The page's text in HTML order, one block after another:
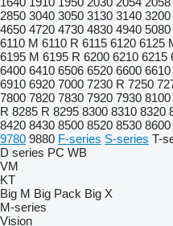
2850 3040 3050 3130 3140 3200
4650 4720 4730 4830 4940 5080
6110 M 6110 R 6115 6120 6125
6195 M 6195 R 6200 6210 6215
6400 6410 6506 6520 6600 6610
6910 6920 7000 7230 R 7250
7800 7820 7830 7920 7930 8100
R 8285 R 8295 8300 8310 8320
8420 8430 8500 8520 8530 8600
9780 9880 F-series S-series T-
D series PC WB
VM
KT
Big M Big Pack Big X
M-series
Vision